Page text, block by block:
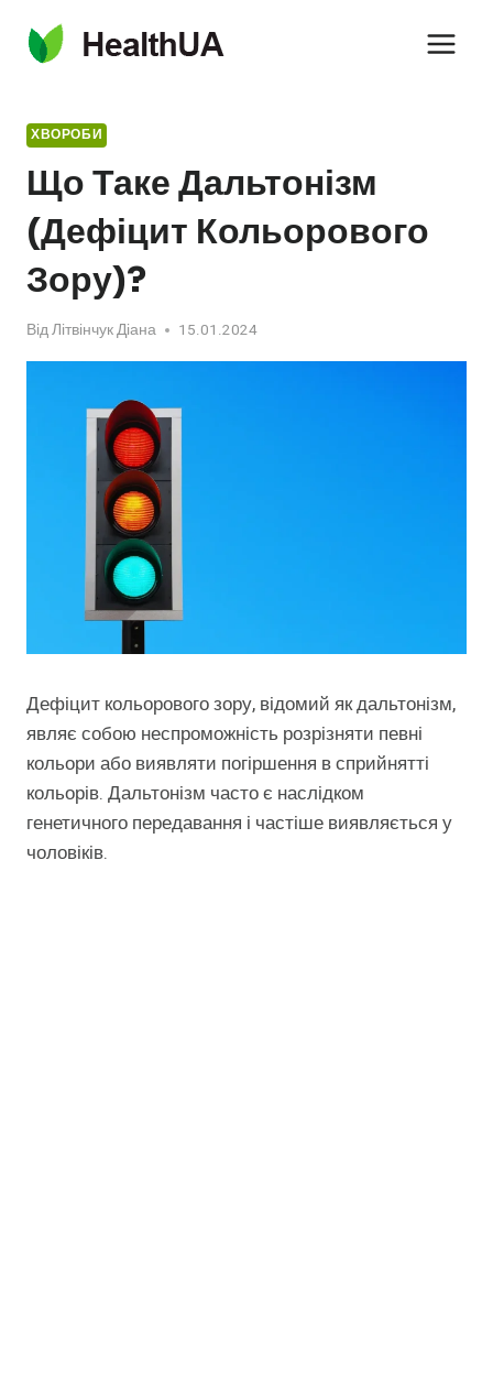
вмісту
ХВОРОБИ
Що Таке Дальтонізм
(дефіцит Кольорового
Зору)?
ВідЛітвінчук Діана 15.01.2024
Дефіцит кольорового зору, відомий як дальтонізм,
являє собою неспроможність розрізняти певні
кольори або виявляти погіршення в сприйнятті
кольорів. Дальтонізм часто є наслідком
генетичного передавання і частіше виявляється у
чоловіків.